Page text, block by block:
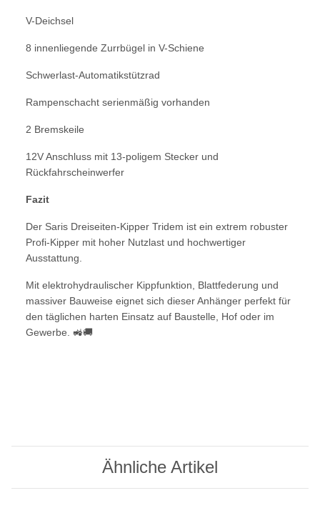
V-Deichsel
8 innenliegende Zurrbügel in V-Schiene
Schwerlast-Automatikstützrad
Rampenschacht serienmäßig vorhanden
2 Bremskeile
12V Anschluss mit 13-poligem Stecker und
Rückfahrscheinwerfer
Fazit
Der Saris Dreiseiten-Kipper Tridem ist ein extrem robuster
Profi-Kipper mit hoher Nutzlast und hochwertiger
Ausstattung.
Mit elektrohydraulischer Kippfunktion, Blattfederung und
massiver Bauweise eignet sich dieser Anhänger perfekt für
den täglichen harten Einsatz auf Baustelle, Hof oder im
Gewerbe. 🚜🚚
Ähnliche Artikel